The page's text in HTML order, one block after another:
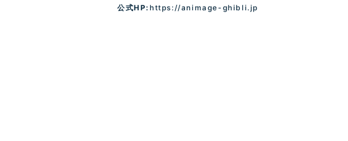
公式HP: https://animage-ghibli.jp